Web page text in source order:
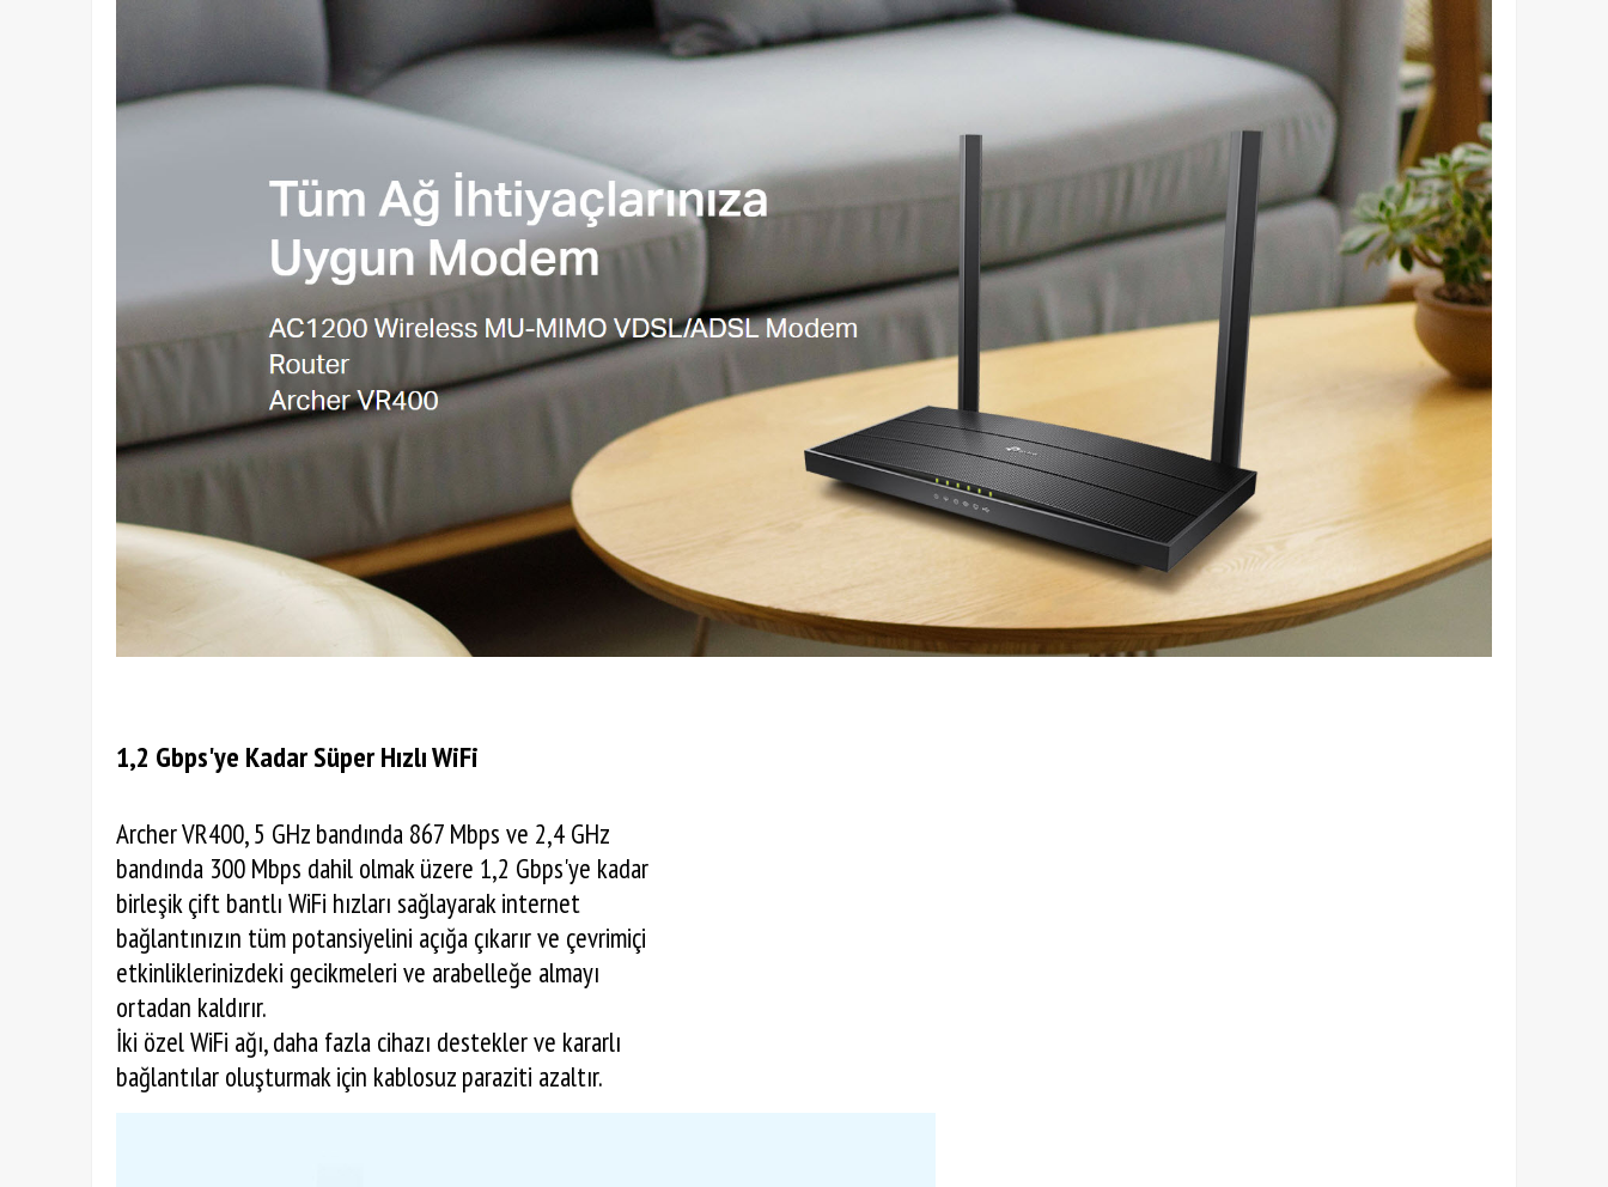
1,2 Gbps'ye Kadar Süper Hızlı WiFi
Archer VR400, 5 GHz bandında 867 Mbps ve 2,4 GHz
bandında 300 Mbps dahil olmak üzere 1,2 Gbps'ye kadar
birleşik çift bantlı WiFi hızları sağlayarak internet
bağlantınızın tüm potansiyelini açığa çıkarır ve çevrimiçi
etkinliklerinizdeki gecikmeleri ve arabelleğe almayı
ortadan kaldırır.
İki özel WiFi ağı, daha fazla cihazı destekler ve kararlı
bağlantılar oluşturmak için kablosuz paraziti azaltır.